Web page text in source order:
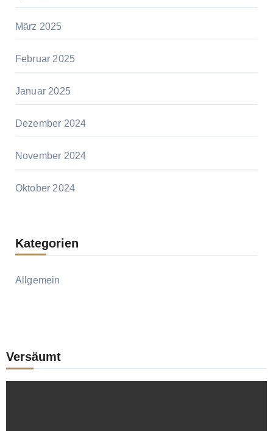
März 2025
Februar 2025
Januar 2025
Dezember 2024
November 2024
Oktober 2024
Kategorien
Allgemein
Versäumt